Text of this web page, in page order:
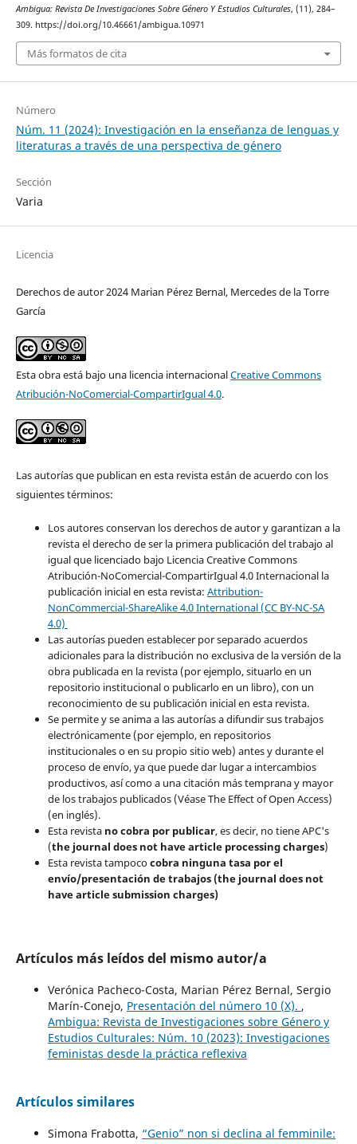
Ambigua: Revista De Investigaciones Sobre Género Y Estudios Culturales, (11), 284–
309. https://doi.org/10.46661/ambigua.10971
Más formatos de cita
Número
Núm. 11 (2024): Investigación en la enseñanza de lenguas y
literaturas a través de una perspectiva de género
Sección
Varia
Licencia
Derechos de autor 2024 Marian Pérez Bernal, Mercedes de la Torre
García
Esta obra está bajo una licencia internacionalCreative Commons
Atribución-NoComercial-CompartirIgual 4.0.
Las autorías que publican en esta revista están de acuerdo con los
siguientes términos:
Los autores conservan los derechos de autor y garantizan a la
revista el derecho de ser la primera publicación del trabajo al
igual que licenciado bajo Licencia Creative Commons
Atribución-NoComercial-CompartirIgual 4.0 Internacional la
publicación inicial en esta revista: Attribution-
NonCommercial-ShareAlike 4.0 International (CC BY-NC-SA
4.0)
Las autorías pueden establecer por separado acuerdos
adicionales para la distribución no exclusiva de la versión de la
obra publicada en la revista (por ejemplo, situarlo en un
repositorio institucional o publicarlo en un libro), con un
reconocimiento de su publicación inicial en esta revista.
Se permite y se anima a las autorías a difundir sus trabajos
electrónicamente (por ejemplo, en repositorios
institucionales o en su propio sitio web) antes y durante el
proceso de envío, ya que puede dar lugar a intercambios
productivos, así como a una citación más temprana y mayor
de los trabajos publicados (Véase The Effect of Open Access)
(en inglés).
Esta revista no cobra por publicar, es decir, no tiene APC's
(the journal does not have article processing charges)
Esta revista tampococobra ninguna tasa por el
envío/presentación de trabajos (the journal does not
have article submission charges)
Artículos más leídos del mismo autor/a
Verónica Pacheco-Costa, Marian Pérez Bernal, Sergio
Marín-Conejo, Presentación del número 10 (X). ,
Ambigua: Revista de Investigaciones sobre Género y
Estudios Culturales: Núm. 10 (2023): Investigaciones
feministas desde la práctica reflexiva
Artículos similares
Simona Frabotta, “Genio” non si declina al femminile: